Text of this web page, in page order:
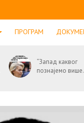
ПРОГРАМ
“Запад каквог
познајемо